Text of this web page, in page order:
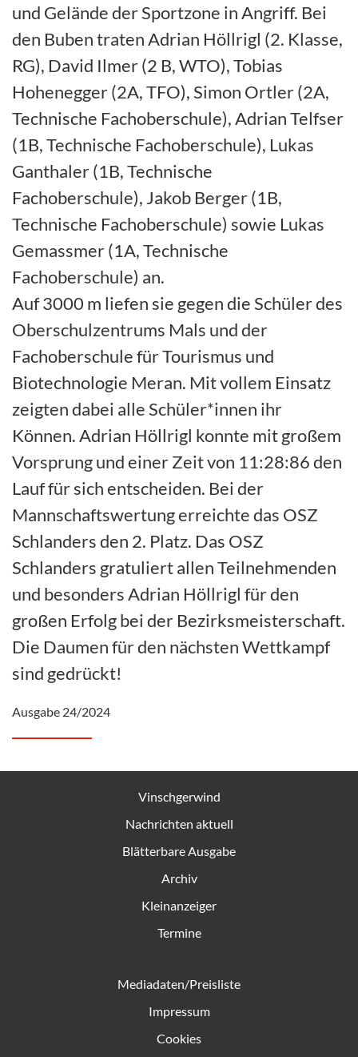
und Gelände der Sportzone in Angriff. Bei
den Buben traten Adrian Höllrigl (2. Klasse,
RG), David Ilmer (2 B, WTO), Tobias
Hohenegger (2A, TFO), Simon Ortler (2A,
Technische Fachoberschule), Adrian Telfser
(1B, Technische Fachoberschule), Lukas
Ganthaler (1B, Technische
Fachoberschule), Jakob Berger (1B,
Technische Fachoberschule) sowie Lukas
Gemassmer (1A, Technische
Fachoberschule) an.
Auf 3000 m liefen sie gegen die Schüler des
Oberschulzentrums Mals und der
Fachoberschule für Tourismus und
Biotechnologie Meran. Mit vollem Einsatz
zeigten dabei alle Schüler*innen ihr
Können. Adrian Höllrigl konnte mit großem
Vorsprung und einer Zeit von 11:28:86 den
Lauf für sich entscheiden. Bei der
Mannschaftswertung erreichte das OSZ
Schlanders den 2. Platz. Das OSZ
Schlanders gratuliert allen Teilnehmenden
und besonders Adrian Höllrigl für den
großen Erfolg bei der Bezirksmeisterschaft.
Die Daumen für den nächsten Wettkampf
sind gedrückt!
Ausgabe 24/2024
Vinschgerwind
Nachrichten aktuell
Blätterbare Ausgabe
Archiv
Kleinanzeiger
Termine
Mediadaten/Preisliste
Impressum
Cookies